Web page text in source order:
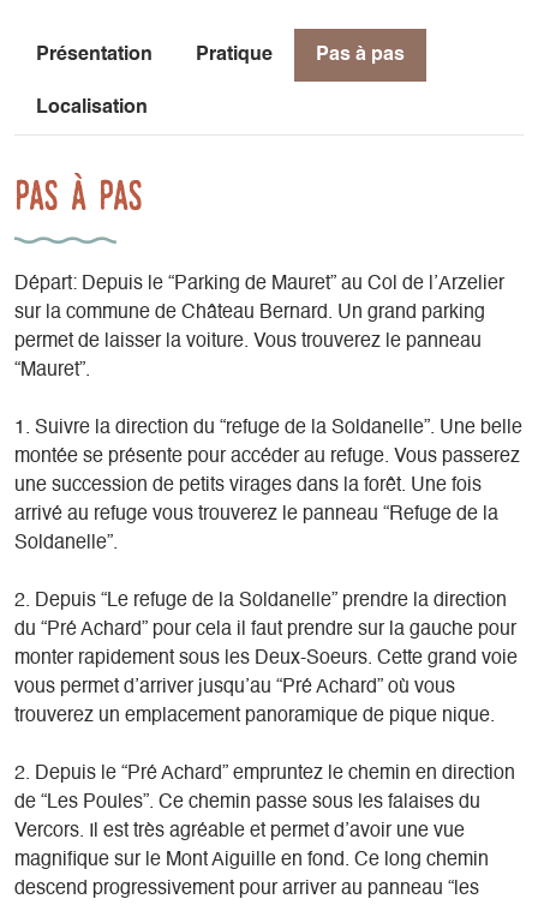
Présentation Pratique Pas à pas
Localisation
Pas à pas
Départ: Depuis le “Parking de Mauret” au Col de l’Arzelier
sur la commune de Château Bernard. Un grand parking
permet de laisser la voiture. Vous trouverez le panneau
“Mauret”.
1. Suivre la direction du “refuge de la Soldanelle”. Une belle
montée se présente pour accéder au refuge. Vous passerez
une succession de petits virages dans la forêt. Une fois
arrivé au refuge vous trouverez le panneau “Refuge de la
Soldanelle”.
2. Depuis “Le refuge de la Soldanelle” prendre la direction
du “Pré Achard” pour cela il faut prendre sur la gauche pour
monter rapidement sous les Deux-Soeurs. Cette grand voie
vous permet d’arriver jusqu’au “Pré Achard” où vous
trouverez un emplacement panoramique de pique nique.
2. Depuis le “Pré Achard” empruntez le chemin en direction
de “Les Poules”. Ce chemin passe sous les falaises du
Vercors. Il est très agréable et permet d’avoir une vue
magnifique sur le Mont Aiguille en fond. Ce long chemin
descend progressivement pour arriver au panneau “les